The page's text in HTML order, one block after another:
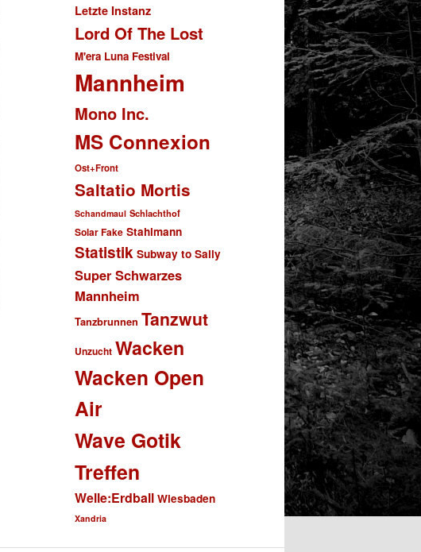
Letzte Instanz
Lord Of The Lost
M'era Luna Festival
Mannheim
Mono Inc.
MS Connexion
Ost+Front
Saltatio Mortis
Schandmaul Schlachthof
Solar Fake Stahlmann
Statistik Subway to Sally
Super Schwarzes
Mannheim
Tanzbrunnen Tanzwut
Unzucht Wacken
Wacken Open
Air
Wave Gotik
Treffen
Welle:Erdball Wiesbaden
Xandria